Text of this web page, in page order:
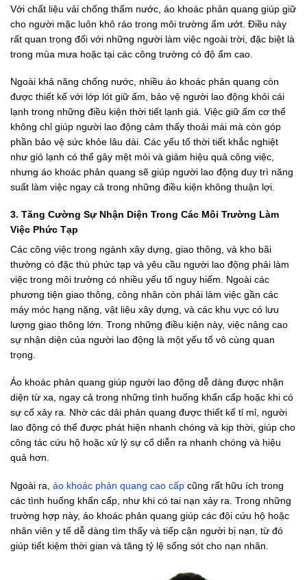
Với chất liệu vải chống thấm nước, áo khoác phản quang giúp giữ
cho người mặc luôn khô ráo trong môi trường ẩm ướt. Điều này
rất quan trọng đối với những người làm việc ngoài trời, đặc biệt là
trong mùa mưa hoặc tại các công trường có độ ẩm cao.
Ngoài khả năng chống nước, nhiều áo khoác phản quang còn
được thiết kế với lớp lót giữ ấm, bảo vệ người lao động khỏi cái
lạnh trong những điều kiện thời tiết lạnh giá. Việc giữ ấm cơ thể
không chỉ giúp người lao động cảm thấy thoải mái mà còn góp
phần bảo vệ sức khỏe lâu dài. Các yếu tố thời tiết khắc nghiệt
như gió lạnh có thể gây mệt mỏi và giảm hiệu quả công việc,
nhưng áo khoác phản quang sẽ giúp người lao động duy trì năng
suất làm việc ngay cả trong những điều kiện không thuận lợi.
3. Tăng Cường Sự Nhận Diện Trong Các Môi Trường Làm
Việc Phức Tạp
Các công việc trong ngành xây dựng, giao thông, và kho bãi
thường có đặc thù phức tạp và yêu cầu người lao động phải làm
việc trong môi trường có nhiều yếu tố nguy hiểm. Ngoài các
phương tiện giao thông, công nhân còn phải làm việc gần các
máy móc hạng nặng, vật liệu xây dựng, và các khu vực có lưu
lượng giao thông lớn. Trong những điều kiện này, việc nâng cao
sự nhận diện của người lao động là một yếu tố vô cùng quan
trọng.
Áo khoác phản quang giúp người lao động dễ dàng được nhận
diện từ xa, ngay cả trong những tình huống khẩn cấp hoặc khi có
sự cố xảy ra. Nhờ các dải phản quang được thiết kế tỉ mỉ, người
lao động có thể được phát hiện nhanh chóng và kịp thời, giúp cho
công tác cứu hộ hoặc xử lý sự cố diễn ra nhanh chóng và hiệu
quả hơn.
Ngoài ra, áo khoác phản quang cao cấp cũng rất hữu ích trong
các tình huống khẩn cấp, như khi có tai nạn xảy ra. Trong những
trường hợp này, áo khoác phản quang giúp các đội cứu hộ hoặc
nhân viên y tế dễ dàng tìm thấy và tiếp cận người bị nạn, từ đó
giúp tiết kiệm thời gian và tăng tỷ lệ sống sót cho nạn nhân.